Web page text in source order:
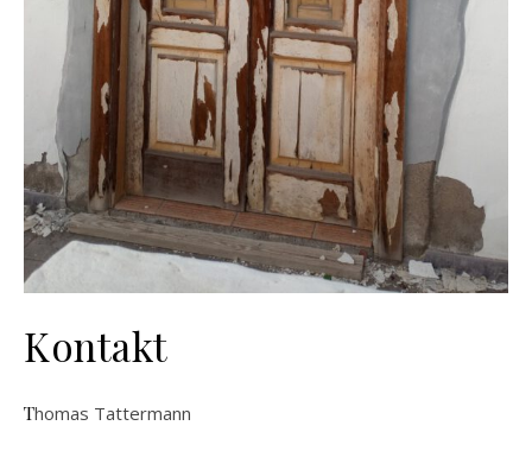
Kontakt
Thomas Tattermann